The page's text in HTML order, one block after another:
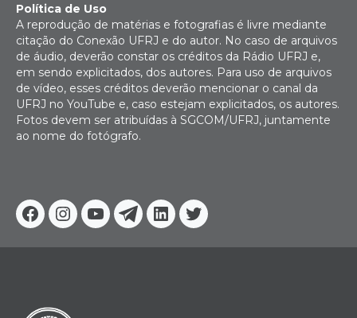
Facebook
Instagram
YoutubeTelegram
Linkedin
Twitter
Política de Uso
A reprodução de matérias e fotografias é livre mediante
citação do Conexão UFRJ e do autor. No caso de arquivos
de áudio, deverão constar os créditos da Rádio UFRJ e,
em sendo explicitados, dos autores. Para uso de arquivos
de vídeo, esses créditos deverão mencionar o canal da
UFRJ no YouTube e, caso estejam explicitados, os autores.
Fotos devem ser atribuídas à SGCOM/UFRJ, juntamente
ao nome do fotógrafo.